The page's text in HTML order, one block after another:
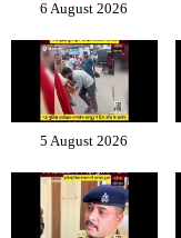
6 August 2026
5 August 2026